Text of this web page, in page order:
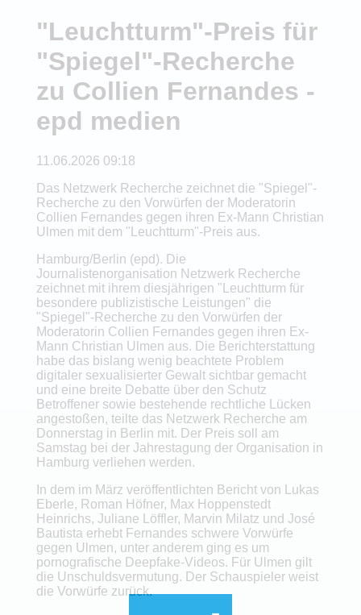
"Leuchtturm"-Preis für
"Spiegel"-Recherche
zu Collien Fernandes -
epd medien
11.06.2026 09:18
Das Netzwerk Recherche zeichnet die "Spiegel"-
Recherche zu den Vorwürfen der Moderatorin
Collien Fernandes gegen ihren Ex-Mann Christian
Ulmen mit dem "Leuchtturm"-Preis aus.
Hamburg/Berlin (epd). Die
Journalistenorganisation Netzwerk Recherche
zeichnet mit ihrem diesjährigen "Leuchtturm für
besondere publizistische Leistungen" die
"Spiegel"-Recherche zu den Vorwürfen der
Moderatorin Collien Fernandes gegen ihren Ex-
Mann Christian Ulmen aus. Die Berichterstattung
habe das bislang wenig beachtete Problem
digitaler sexualisierter Gewalt sichtbar gemacht
und eine breite Debatte über den Schutz
Betroffener sowie bestehende rechtliche Lücken
angestoßen, teilte das Netzwerk Recherche am
Donnerstag in Berlin mit. Der Preis soll am
Samstag bei der Jahrestagung der Organisation in
Hamburg verliehen werden.
In dem im März veröffentlichten Bericht von Lukas
Eberle, Roman Höfner, Max Hoppenstedt
Heinrichs, Juliane Löffler, Marvin Milatz und José
Bautista erhebt Fernandes schwere Vorwürfe
gegen Ulmen, unter anderem ging es um
pornografische Deepfake-Videos. Für Ulmen gilt
die Unschuldsvermutung. Der Schauspieler weist
die Vorwürfe zurück.